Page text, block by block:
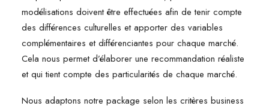
modélisations doivent être effectuées afin de tenir compte
des différences culturelles et apporter des variables
complémentaires et différenciantes pour chaque marché.
Cela nous permet d’élaborer une recommandation réaliste
et qui tient compte des particularités de chaque marché.
Nous adaptons notre package selon les critères business